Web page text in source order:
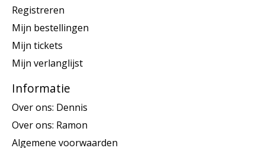
Registreren
Mijn bestellingen
Mijn tickets
Mijn verlanglijst
Informatie
Over ons: Dennis
Over ons: Ramon
Algemene voorwaarden